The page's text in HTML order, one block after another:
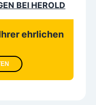
BEI HEROLD
ehrlichen